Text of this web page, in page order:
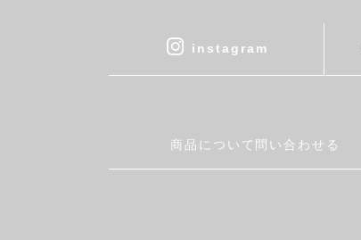
DEAN & DELUCA
Fatima Morocco
instagram
商品について問い合わせる